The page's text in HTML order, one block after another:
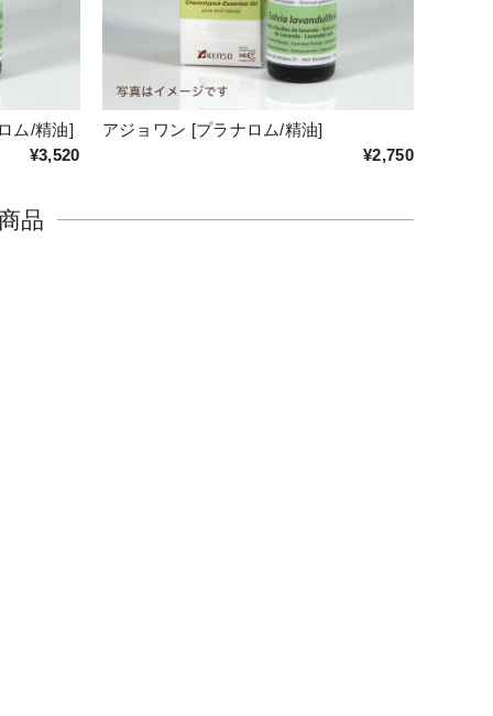
ム/精油]
¥3,520
アジョワン [プラナロム/精油]
¥2,750
品